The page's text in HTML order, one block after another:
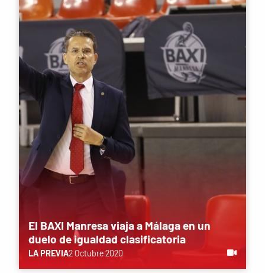
El BAXI Manresa viaja a Málaga en un
duelo de igualdad clasificatoria
LA PREVIA2 Octubre 2020